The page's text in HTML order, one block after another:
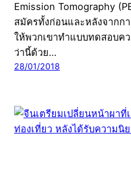
Emission Tomography
สมัครทั้งก่อนและหลังจากก
ให้พวกเขาทำแบบทดสอบค
ว่านี้ด้วย…
28/01/2018